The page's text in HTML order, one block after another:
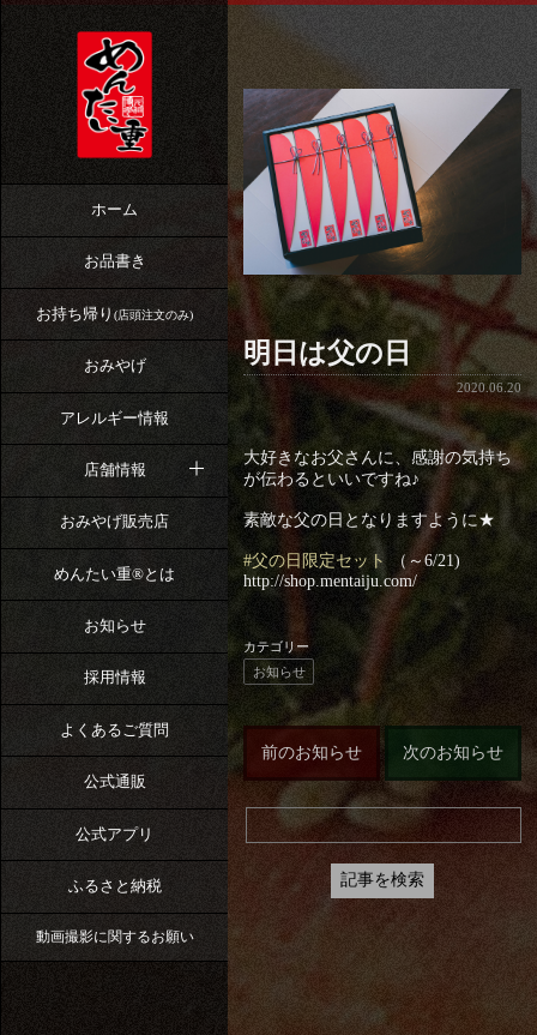
ホーム
お品書き
お持ち帰り (店頭注文のみ)
おみやげ
アレルギー情報
店舗情報
おみやげ販売店
めんたい重®︎とは
お知らせ
採用情報
よくあるご質問
公式通販
公式アプリ
ふるさと納税
動画撮影に関するお願い
明日は父の日
2020.06.20
大好きなお父さんに、感謝の気持ち
が伝わるといいですね♪
素敵な父の日となりますように★
#父の日限定セット
（～6/21)
http://shop.mentaiju.com/
カテゴリー
お知らせ
前のお知らせ 次のお知らせ